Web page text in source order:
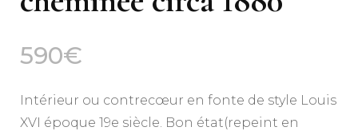
590€
Intérieur ou contrecœur en fonte de style Louis
XVI époque 19e siècle. Bon état(repeint en